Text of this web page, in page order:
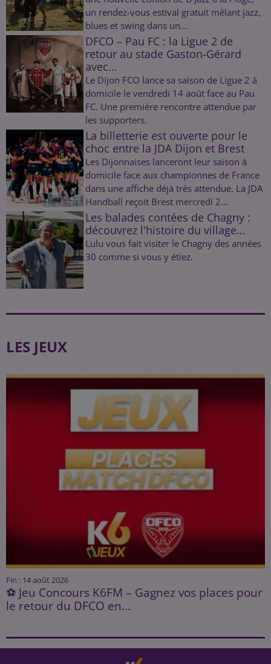
un rendez-vous estival gratuit mêlant jazz,
blues et swing dans un...
DFCO – Pau FC : la Ligue 2 de
retour au stade Gaston-Gérard
avec...
Le Dijon FCO lance sa saison de Ligue 2 à
domicile le vendredi 14 août face au Pau
FC. Une première rencontre attendue par
les supporters.
La billetterie est ouverte pour le
choc entre la JDA Dijon et Brest
Les Dijonnaises lanceront leur saison à
domicile face aux championnes de France
dans une affiche déjà très attendue. La JDA
Handball reçoit Brest mercredi 2...
Les balades contées de Chagny :
découvrez l'histoire du village...
Lulu vous fait visiter le Chagny des années
30 comme si vous y étiez.
LES JEUX
Fin : 14 août 2026
⚽ Jeu Concours K6FM – Gagnez vos places pour
le retour du DFCO en...